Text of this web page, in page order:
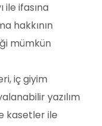
ifasına
hakkının
mümkün
iç giyim
yazılım
kasetler ile